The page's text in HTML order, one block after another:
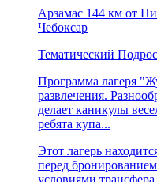
Арзамас 144 км от
Чебоксар
Тематический
Программа лагеря
развлечения.
делает каникулы
ребята купа...
Этот лагерь
перед
условиями